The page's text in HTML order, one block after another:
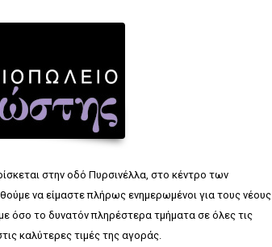
στην οδό Πυρσινέλλα, στο κέντρο των
να είμαστε πλήρως ενημερωμένοι για τους νέους
όσο το δυνατόν πληρέστερα τμήματα σε όλες τις
καλύτερες τιμές της αγοράς.